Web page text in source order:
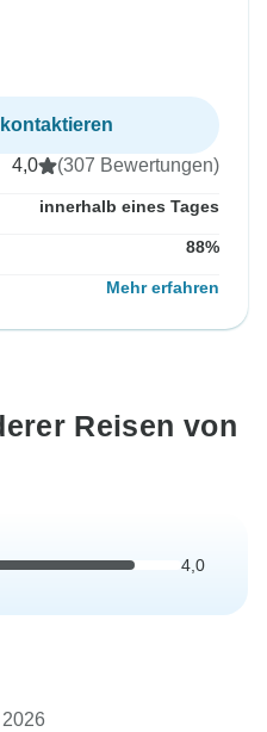
4,0 (307 Bewertungen)
innerhalb eines Tages
88%
Mehr erfahren
Reisen von
4,0